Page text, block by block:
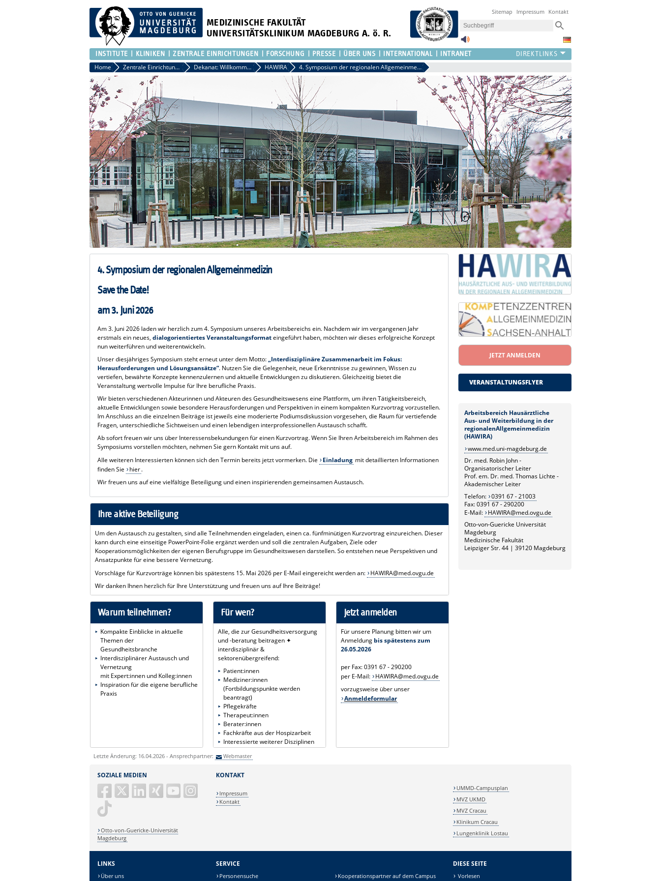
MEDIZINISCHE FAKULTÄT
UNIVERSITÄTSKLINIKUM MAGDEBURG A. ö. R.
Sitemap Impressum Kontakt
INSTITUTE KLINIKEN ZENTRALE EINRICHTUNGEN FORSCHUNG PRESSE ÜBER UNS INTERNATIONAL INTRANET
Home Zentrale Einrichtungen Dekanat: Willkommen an der Medizinischen Fakultät Magdeburg HAWIRA 4. Symposium der regionalen Allgemeinmedizin
4. Symposium der regionalen Allgemeinmedizin
Save the Date!
am 3. Juni 2026
Am 3. Juni 2026 laden wir herzlich zum 4. Symposium unseres Arbeitsbereichs ein. Nachdem wir im vergangenen Jahr
erstmals ein neues,dialogorientiertes Veranstaltungsformateingeführt haben, möchten wir dieses erfolgreiche Konzept
nun weiterführen und weiterentwickeln.
Unser diesjähriges Symposium steht erneut unter dem Motto:„Interdisziplinäre Zusammenarbeit im Fokus:
Herausforderungen und Lösungsansätze“. Nutzen Sie die Gelegenheit, neue Erkenntnisse zu gewinnen, Wissen zu
vertiefen, bewährte Konzepte kennenzulernen und aktuelle Entwicklungen zu diskutieren. Gleichzeitig bietet die
Veranstaltung wertvolle Impulse für Ihre berufliche Praxis.
Wir bieten verschiedenen Akteurinnen und Akteuren des Gesundheitswesens eine Plattform, um ihren Tätigkeitsbereich,
aktuelle Entwicklungen sowie besondere Herausforderungen und Perspektiven in einem kompakten Kurzvortrag vorzustellen.
Im Anschluss an die einzelnen Beiträge ist jeweils eine moderierte Podiumsdiskussion vorgesehen, die Raum für vertiefende
Fragen, unterschiedliche Sichtweisen und einen lebendigen interprofessionellen Austausch schafft.
Ab sofort freuen wir uns über Interessensbekundungen für einen Kurzvortrag. Wenn Sie Ihren Arbeitsbereich im Rahmen des
Symposiums vorstellen möchten, nehmen Sie gern Kontakt mit uns auf.
Alle weiteren Interessierten können sich den Termin bereits jetzt vormerken. Die
Einladung mit detaillierten Informationen
finden Sie
hier.
Wir freuen uns auf eine vielfältige Beteiligung und einen inspirierenden gemeinsamen Austausch.
Ihre aktive Beteiligung
Um den Austausch zu gestalten, sind alle Teilnehmenden eingeladen, einen ca. fünfminütigen Kurzvortrag einzureichen. Dieser
kann durch eine einseitige PowerPoint-Folie ergänzt werden und soll die zentralen Aufgaben, Ziele oder
Kooperationsmöglichkeiten der eigenen Berufsgruppe im Gesundheitswesen darstellen. So entstehen neue Perspektiven und
Ansatzpunkte für eine bessere Vernetzung.
Vorschläge für Kurzvorträge können bis spätestens 15. Mai 2026 per E-Mail eingereicht werden an:
HAWIRA@med.ovgu.de
Wir danken Ihnen herzlich für Ihre Unterstützung und freuen uns auf Ihre Beiträge!
Warum teilnehmen?
Kompakte Einblicke in aktuelle
Themen der
Gesundheitsbranche
Interdisziplinärer Austausch und
Vernetzung
mit Expert:innen und Kolleg:innen
Inspiration für die eigene berufliche
Praxis
Für wen?
Alle, die zur Gesundheitsversorgung
und -beratung beitragen ✦
interdisziplinär &
sektorenübergreifend:
Patient:innen
Mediziner:innen
(Fortbildungspunkte werden
beantragt)
Pflegekräfte
Therapeut:innen
Berater:innen
Fachkräfte aus der Hospizarbeit
Interessierte weiterer Disziplinen
Jetzt anmelden
Für unsere Planung bitten wir um
Anmeldung bis spätestens zum
26.05.2026
per Fax: 0391 67 - 290200
per E-Mail:
HAWIRA@med.ovgu.de
vorzugsweise über unser
Anmeldeformular
Arbeitsbereich Hausärztliche
Aus- und Weiterbildung in der
regionalenAllgemeinmedizin
(HAWIRA)
www.med.uni-magdeburg.de
Dr. med. Robin John -
Organisatorischer Leiter
Prof. em. Dr. med. Thomas Lichte -
Akademischer Leiter
Telefon: 0391 67 - 21003
Fax: 0391 67 - 290200
E-Mail:
HAWIRA@med.ovgu.de
Otto-von-Guericke Universität
Magdeburg
Medizinische Fakultät
Leipziger Str. 44 | 39120 Magdeburg
VERANSTALTUNGSFLYER
JETZT ANMELDEN
Letzte Änderung: 16.04.2026 - Ansprechpartner: Webmaster
SOZIALE MEDIEN
Otto-von-Guericke-Universität
Magdeburg
KONTAKT
Impressum
Kontakt
UMMD-Campusplan
MVZ UKMD
MVZ Cracau
Klinikum Cracau
Lungenklinik Lostau
LINKS
Über uns
SERVICE
Personensuche
Kooperationspartner auf dem Campus
DIESE SEITE
Vorlesen